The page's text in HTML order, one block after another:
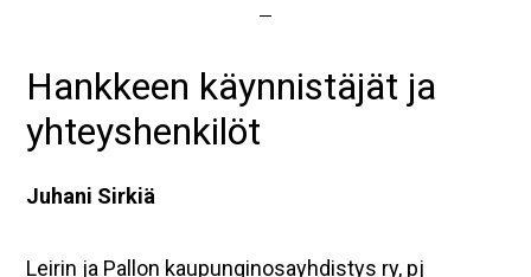
Hankkeen käynnistäjät ja
yhteyshenkilöt
Juhani Sirkiä
Leirin ja Pallon kaupunginosayhdistys ry, pj